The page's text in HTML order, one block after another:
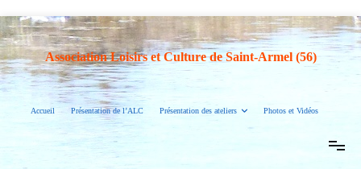
Association Loisirs et Culture de Saint-Armel (56)
Accueil Présentation de l’ALC Présentation des ateliers Photos et Vidéos